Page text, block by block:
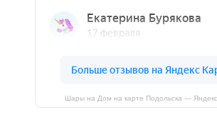
Шары на Дом на карте Подольска —